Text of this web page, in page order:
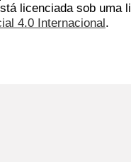
licenciada sob uma
4.0 Internacional.